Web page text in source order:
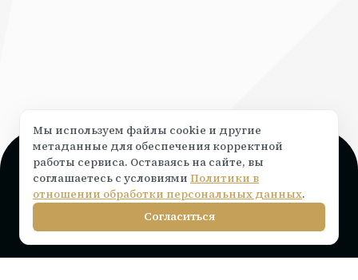
Поддержка и консультация
Чат на сайте ⟶написать
info@rocketr.ru
Telegram-канал
Мы используем файлы cookie и другие
метаданные для обеспечения корректной
работы сервиса. Оставаясь на сайте, вы
соглашаетесь с условиями Политики в
отношении обработки персональных данных.
Согласиться